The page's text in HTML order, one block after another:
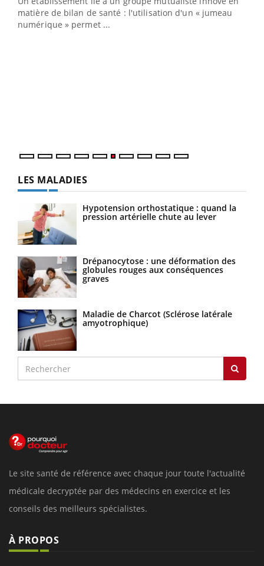
matière de bilan de santé : l'utilisation d'un « jumeau
numérique » permet ...
LES MALADIES
Hypotension orthostatique : quand la
pression artérielle chute au lever
Drépanocytose : une déformation des
globules rouges aux conséquences
graves
Maladie de Charcot (Sclérose latérale
amyotrophique)
Le site santé de référence avec chaque jour toute l'actualité
médicale decryptée par des médecins en exercice et les
conseils des meilleurs spécialistes.
À PROPOS